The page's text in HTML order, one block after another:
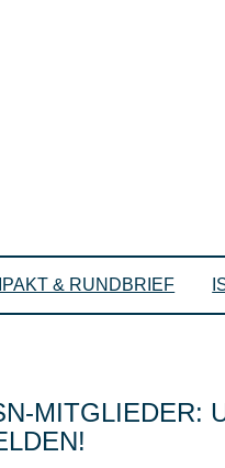
& RUNDBRIEF
MITGLIEDER: